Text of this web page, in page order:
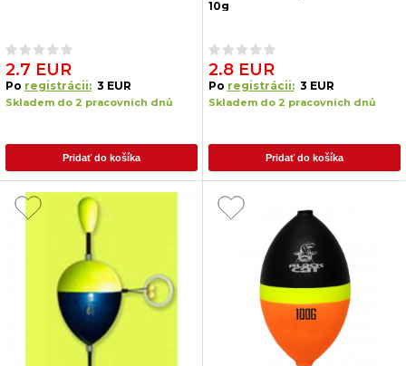
2.7 EUR
Po registrácii: 3 EUR
Skladem do 2 pracovních dnů
Pridať do košíka
10g
2.8 EUR
Po registrácii: 3 EUR
Skladem do 2 pracovních dnů
Pridať do košíka